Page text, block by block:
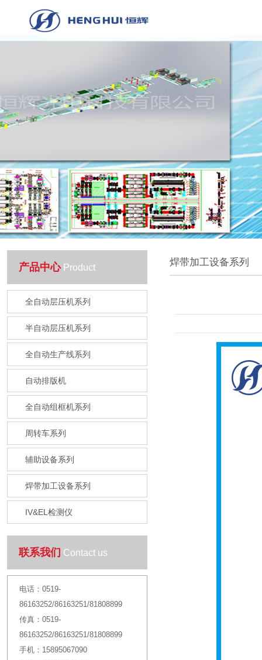
产品中心Product
全自动层压机系列
半自动层压机系列
全自动生产线系列
自动排版机
全自动组框机系列
周转车系列
辅助设备系列
焊带加工设备系列
IV&EL检测仪
联系我们 Contact us
电话： 0519-
86163252/86163251/81808899
传真： 0519-
86163252/86163251/81808899
手机： 15895067090
焊带加工设备系列